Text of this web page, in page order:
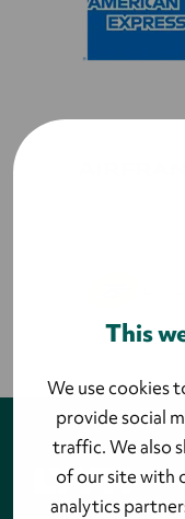
This
We use cookies
provide social
traffic. We also
of our site with
analytics